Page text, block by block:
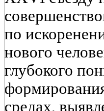
по
нового
глубокого
средах,